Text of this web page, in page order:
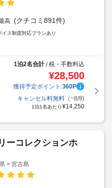
高 (クチコミ891件)
イス制度対応プランあり
1泊2名合計/税・手数料込
¥28,500
獲得予定ポイント:360P
キャンセル料無料（~8/9)
1泊1名あたり¥14,250
ーコレクションホ
> 宮古島